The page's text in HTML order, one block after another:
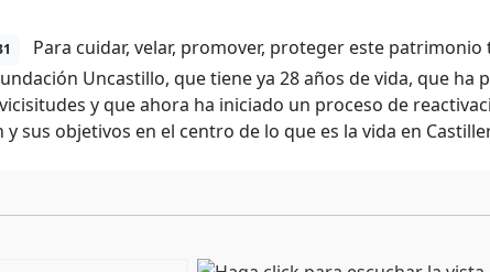
Para cuidar, velar, promover, proteger este
Uncastillo, que tiene ya 28 años de vida, que
y que ahora ha iniciado un proceso de
y sus objetivos en el centro de lo que es la vida en